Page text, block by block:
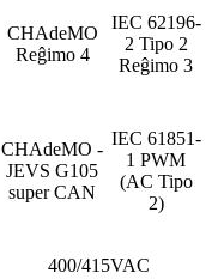
CHAdeMO
Reĝimo 4
IEC 62196-
2 Tipo 2
Reĝimo 3
CHAdeMO -
JEVS G105
super CAN
IEC 61851-
1 PWM
(AC Tipo
2)
400/415VAC